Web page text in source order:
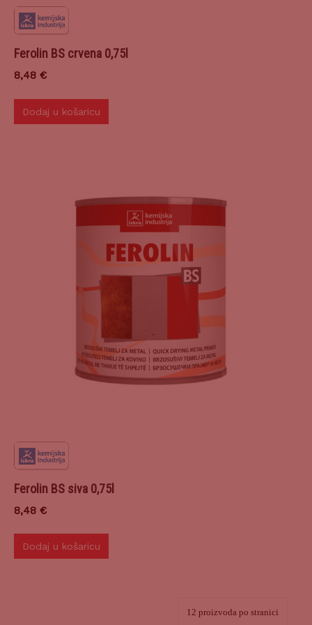
Ferolin BS crvena 0,75l
8,48 €
Dodaj u košaricu
Ferolin BS siva 0,75l
8,48 €
Dodaj u košaricu